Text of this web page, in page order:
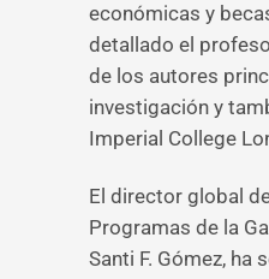
económicas y
detallado el
de los autores
investigación y
Imperial College
El director global
Programas de la
Santi F. Gómez, ha